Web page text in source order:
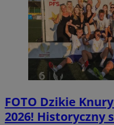
FOTO Dzikie
2026! Historyczny